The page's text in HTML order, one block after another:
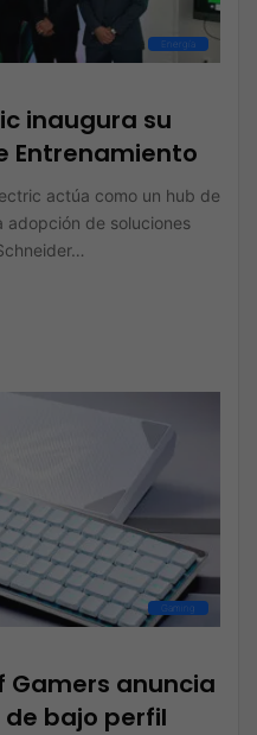
Energía
inaugura su
Entrenamiento
actúa como un hub de
adopción de soluciones
Gaming
Gamers anuncia
de bajo perfil